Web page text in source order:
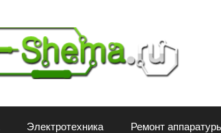
Электротехника Ремонт